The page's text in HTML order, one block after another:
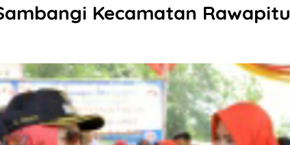
Kecamatan Rawapitu